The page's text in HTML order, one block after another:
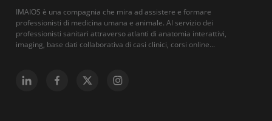
IMAIOS è una compagnia che mira ad assistere e formare
professionisti di medicina umana e animale. Al servizio dei
professionisti sanitari attraverso atlanti di anatomia interattivi,
imaging, base dati collaborativa di casi clinici, corsi online...